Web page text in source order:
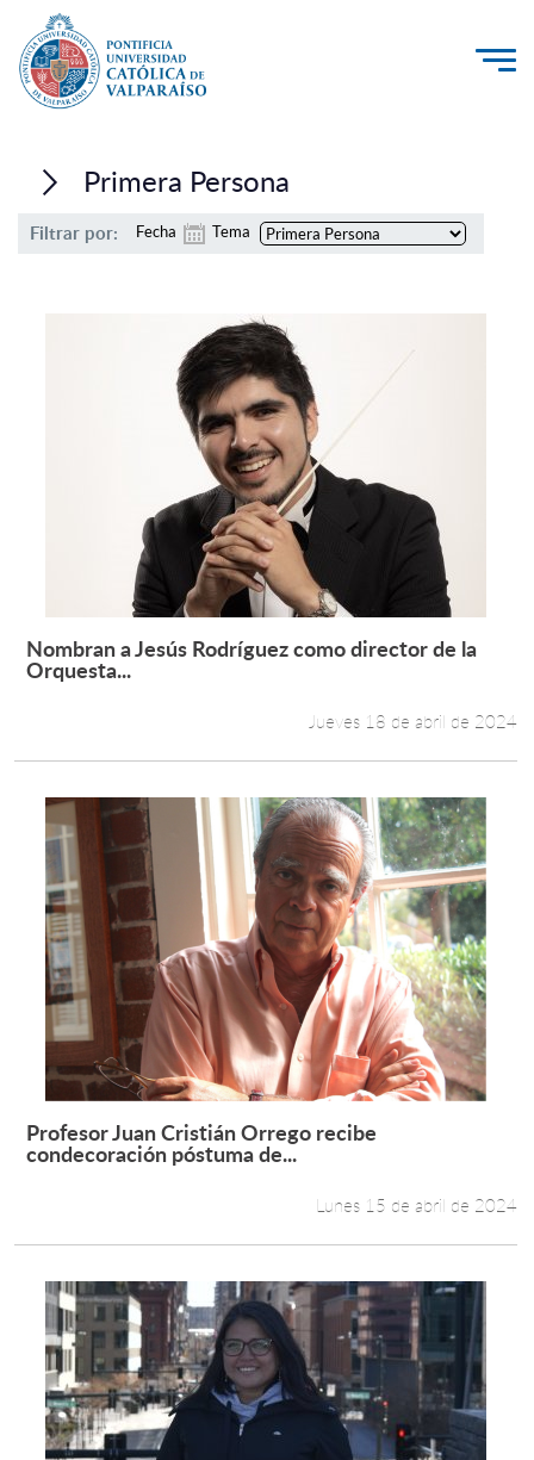
Investigación, Creación e Innovación
PUCV Internacional
Formación Continua
Académicos
Funcionarios
English
Primera Persona
Filtrar por: Fecha Tema
Leer más +
Nombran a Jesús Rodríguez como director de la
Orquesta...
Jueves 18 de abril de 2024
Leer más +
Profesor Juan Cristián Orrego recibe
condecoración póstuma de...
Lunes 15 de abril de 2024